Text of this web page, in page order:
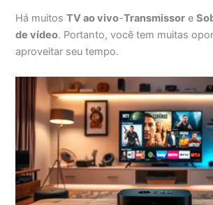
Há muitosTV ao vivo-Transmissor e
de vídeo. Portanto, você tem muitas
aproveitar seu tempo.